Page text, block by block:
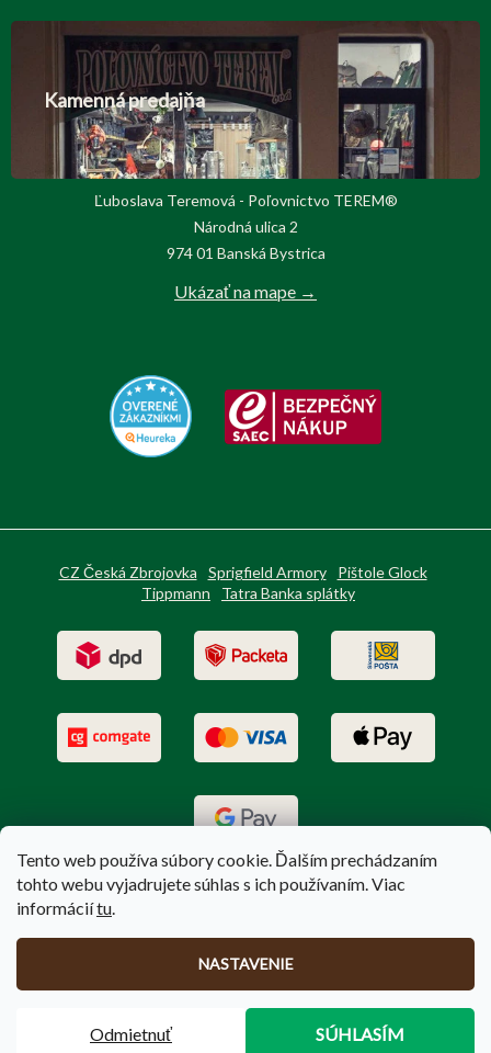
Tento web používa súbory cookie. Ďalším prechádzaním
tohto webu vyjadrujete súhlas s ich používaním. Viac
informáciítu.
NASTAVENIE
Odmietnuť SÚHLASÍM
Kamenná predajňa
Ľuboslava Teremová - Poľovnictvo TEREM®
Národná ulica 2
974 01 Banská Bystrica
Ukázať na mape →
CZ Česká Zbrojovka Sprigfield Armory
Pištole Glock
Tippmann
Tatra Banka splátky
PoľovníctvoTerem.sk. Všetky práva vyhradené.
Upraviť nastavenie cookies